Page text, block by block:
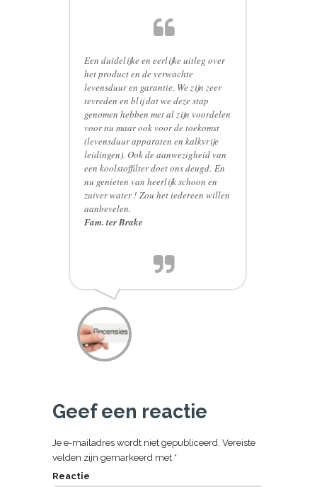
Een duidelijke en eerlijke uitleg over
het product en de verwachte
levensduur en garantie. We zijn zeer
tevreden en blij dat we deze stap
genomen hebben met al zijn voordelen
voor nu maar ook voor de toekomst
(levensduur apparaten en kalkvrije
leidingen). Ook de aanwezigheid van
een koolstoffilter doet ons deugd. En
nu genieten van heerlijk schoon en
zuiver water ! Zou het iedereen willen
aanbevelen.
Fam. ter Brake
Geef een reactie
Je e-mailadres wordt niet gepubliceerd. Vereiste
velden zijn gemarkeerd met *
Reactie